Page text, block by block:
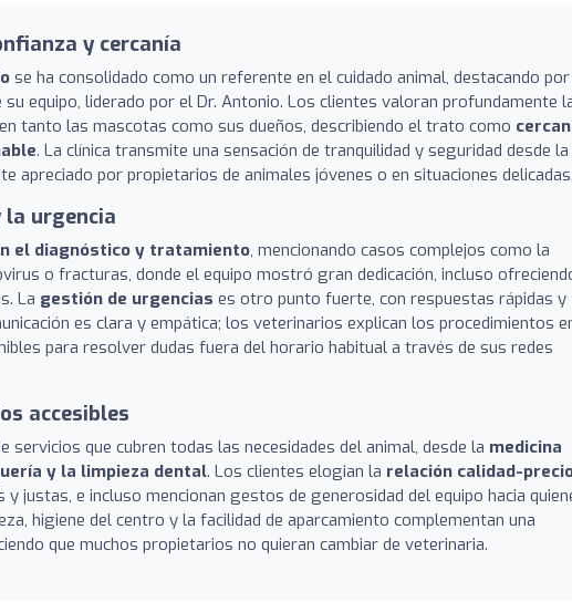
y cercanía
se ha consolidado como un referente en el cuidado animal, destacando
su equipo, liderado por el Dr. Antonio. Los clientes valoran profundamente
tanto las mascotas como sus dueños, describiendo el trato como
. La clínica transmite una sensación de tranquilidad y seguridad desde la
apreciado por propietarios de animales jóvenes o en situaciones delicadas.
la urgencia
el diagnóstico y tratamiento, mencionando casos complejos como la
o fracturas, donde el equipo mostró gran dedicación, incluso
La gestión de urgencias es otro punto fuerte, con respuestas rápidas y
es clara y empática; los veterinarios explican los procedimientos
para resolver dudas fuera del horario habitual a través de sus redes
accesibles
servicios que cubren todas las necesidades del animal, desde la medicina
y la limpieza dental. Los clientes elogian la relación calidad-
justas, e incluso mencionan gestos de generosidad del equipo hacia
higiene del centro y la facilidad de aparcamiento complementan una
que muchos propietarios no quieran cambiar de veterinaria.